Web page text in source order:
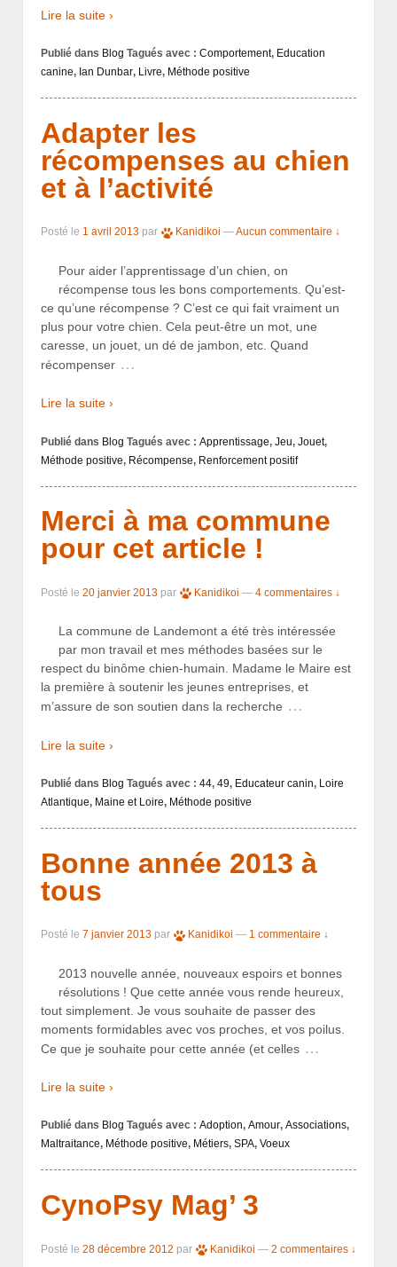
Lire la suite ›
Publié dans Blog Tagués avec : Comportement, Education
canine, Ian Dunbar, Livre, Méthode positive
Adapter les
récompenses au chien
et à l’activité
Posté le 1 avril 2013 par Kanidikoi —Aucun commentaire ↓
Pour aider l’apprentissage d’un chien, on
récompense tous les bons comportements. Qu’est-
ce qu’une récompense ? C’est ce qui fait vraiment un
plus pour votre chien. Cela peut-être un mot, une
caresse, un jouet, un dé de jambon, etc. Quand
récompenser …
Lire la suite ›
Publié dans Blog Tagués avec : Apprentissage, Jeu, Jouet,
Méthode positive, Récompense, Renforcement positif
Merci à ma commune
pour cet article !
Posté le 20 janvier 2013 par Kanidikoi — 4 commentaires ↓
La commune de Landemont a été très intéressée
par mon travail et mes méthodes basées sur le
respect du binôme chien-humain. Madame le Maire est
la première à soutenir les jeunes entreprises, et
m’assure de son soutien dans la recherche …
Lire la suite ›
Publié dans Blog Tagués avec : 44, 49, Educateur canin, Loire
Atlantique, Maine et Loire, Méthode positive
Bonne année 2013 à
tous
Posté le 7 janvier 2013 par Kanidikoi — 1 commentaire ↓
2013 nouvelle année, nouveaux espoirs et bonnes
résolutions ! Que cette année vous rende heureux,
tout simplement. Je vous souhaite de passer des
moments formidables avec vos proches, et vos poilus.
Ce que je souhaite pour cette année (et celles …
Lire la suite ›
Publié dans Blog Tagués avec : Adoption, Amour, Associations,
Maltraitance, Méthode positive, Métiers, SPA, Voeux
CynoPsy Mag’ 3
Posté le 28 décembre 2012 par Kanidikoi — 2 commentaires ↓